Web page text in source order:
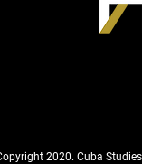
2020. Cuba